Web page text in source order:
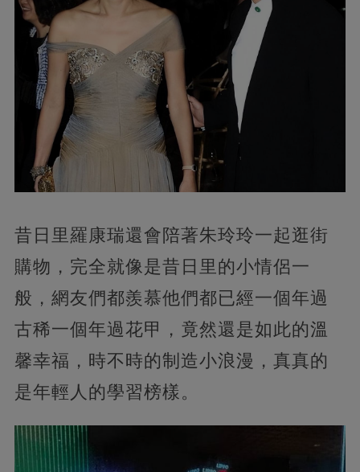
昔日里羅康瑞還會陪著朱玲玲一起逛街
購物，完全就像是昔日里的小情侶一
般，網友們都羨慕他們都已經一個年過
古稀一個年過花甲，竟然還是如此的溫
馨幸福，時不時的制造小浪漫，真真的
是年輕人的學習榜樣。